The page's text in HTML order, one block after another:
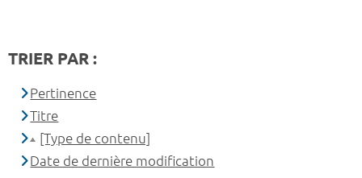
TRIER PAR :
Pertinence
Titre
[Type de contenu]
Date de dernière modification